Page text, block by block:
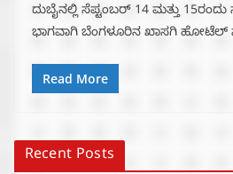
ದುಬೈನಲ್ಲಿ ಸೆಪ್ಟಂಬರ್ 14 ಮತ್ತು
ಭಾಗವಾಗಿ ಬೆಂಗಳೂರಿನ ಖಾಸಗಿ ಹೋಟೆಲ್
Read More
Recent Posts